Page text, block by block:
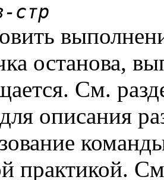
стр
останова,
См.
описания
практикой.